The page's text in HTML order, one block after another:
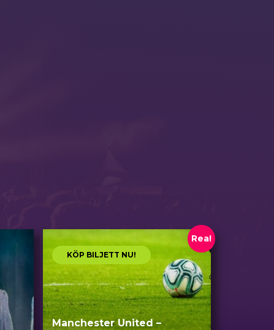
Rea!
KÖP BILJETT NU!
Manchester United –